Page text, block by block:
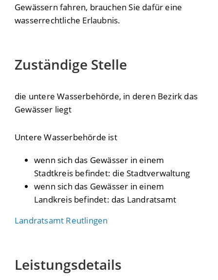
Gewässern fahren, brauchen Sie dafür eine
wasserrechtliche Erlaubnis.
Zuständige Stelle
die untere Wasserbehörde, in deren Bezirk das
Gewässer liegt
Untere Wasserbehörde ist
wenn sich das Gewässer in einem
Stadtkreis befindet: die Stadtverwaltung
wenn sich das Gewässer in einem
Landkreis befindet: das Landratsamt
Landratsamt Reutlingen
Leistungsdetails